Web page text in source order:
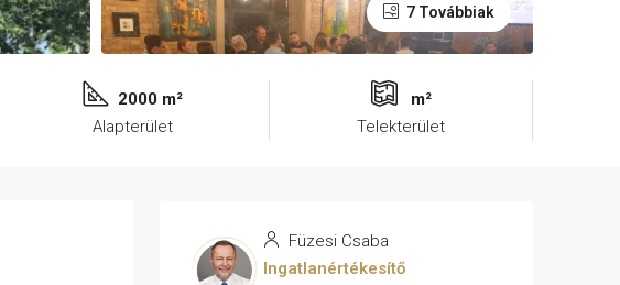
7 Továbbiak
2000 m²
Alapterület
m²
Telekterület
Füzesi Csaba
Ingatlanértékesítő